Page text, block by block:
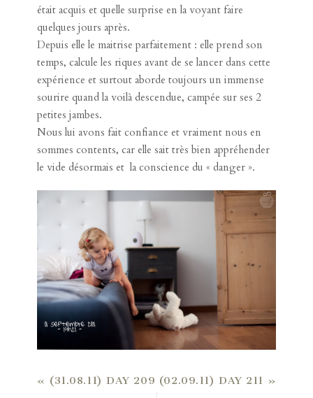
était acquis et quelle surprise en la voyant faire
quelques jours après.
Depuis elle le maitrise parfaitement : elle prend son
temps, calcule les riques avant de se lancer dans cette
expérience et surtout aborde toujours un immense
sourire quand la voilà descendue, campée sur ses 2
petites jambes.
Nous lui avons fait confiance et vraiment nous en
sommes contents, car elle sait très bien appréhender
le vide désormais et la conscience du « danger ».
« (31.08.11) DAY 209 (02.09.11) DAY 211 »